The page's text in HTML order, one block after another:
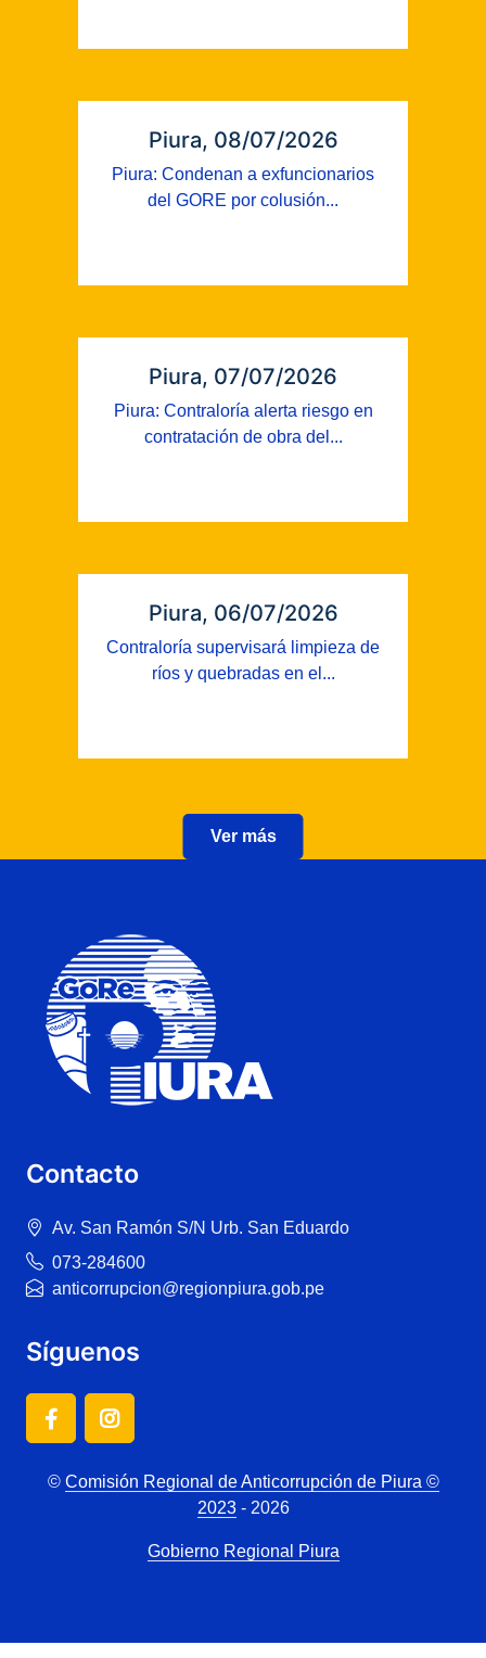
Piura, 08/07/2026
Piura: Condenan a exfuncionarios
del GORE por colusión...
Piura, 07/07/2026
Piura: Contraloría alerta riesgo en
contratación de obra del...
Piura, 06/07/2026
Contraloría supervisará limpieza de
ríos y quebradas en el...
Ver más
Contacto
Av. San Ramón S/N Urb. San Eduardo
073-284600
anticorrupcion@regionpiura.gob.pe
Síguenos
© Comisión Regional de Anticorrupción de Piura ©
2023- 2026
Gobierno Regional Piura